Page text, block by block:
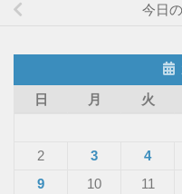
今日
日
月 火
2
3 4
9
10 11